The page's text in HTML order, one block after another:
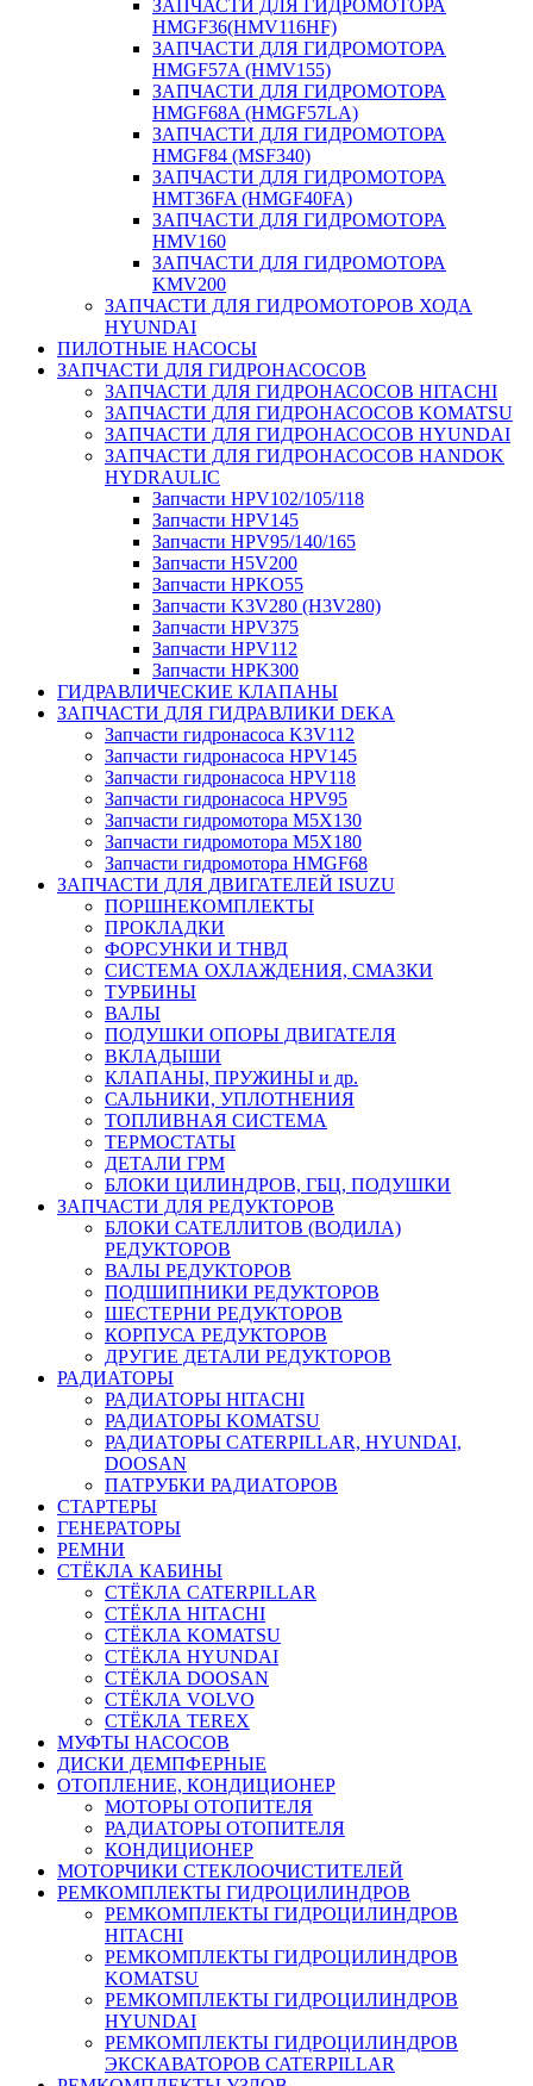
ЗАПЧАСТИ ДЛЯ ГИДРОМОТОРА
HMGF36(HMV116HF)
ЗАПЧАСТИ ДЛЯ ГИДРОМОТОРА
HMGF57A (HMV155)
ЗАПЧАСТИ ДЛЯ ГИДРОМОТОРА
HMGF68A (HMGF57LA)
ЗАПЧАСТИ ДЛЯ ГИДРОМОТОРА
HMGF84 (MSF340)
ЗАПЧАСТИ ДЛЯ ГИДРОМОТОРА
HMT36FA (HMGF40FA)
ЗАПЧАСТИ ДЛЯ ГИДРОМОТОРА
HMV160
ЗАПЧАСТИ ДЛЯ ГИДРОМОТОРА
KMV200
ЗАПЧАСТИ ДЛЯ ГИДРОМОТОРОВ ХОДА
HYUNDAI
ПИЛОТНЫЕ НАСОСЫ
ЗАПЧАСТИ ДЛЯ ГИДРОНАСОСОВ
ЗАПЧАСТИ ДЛЯ ГИДРОНАСОСОВ HITACHI
ЗАПЧАСТИ ДЛЯ ГИДРОНАСОСОВ KOMATSU
ЗАПЧАСТИ ДЛЯ ГИДРОНАСОСОВ HYUNDAI
ЗАПЧАСТИ ДЛЯ ГИДРОНАСОСОВ HANDOK
HYDRAULIC
Запчасти HPV102/105/118
Запчасти HPV145
Запчасти HPV95/140/165
Запчасти H5V200
Запчасти HPKO55
Запчасти K3V280 (H3V280)
Запчасти HPV375
Запчасти HPV112
Запчасти HPK300
ГИДРАВЛИЧЕСКИЕ КЛАПАНЫ
ЗАПЧАСТИ ДЛЯ ГИДРАВЛИКИ DEKA
Запчасти гидронасоса K3V112
Запчасти гидронасоса HPV145
Запчасти гидронасоса HPV118
Запчасти гидронасоса HPV95
Запчасти гидромотора M5X130
Запчасти гидромотора M5X180
Запчасти гидромотора HMGF68
ЗАПЧАСТИ ДЛЯ ДВИГАТЕЛЕЙ ISUZU
ПОРШНЕКОМПЛЕКТЫ
ПРОКЛАДКИ
ФОРСУНКИ И ТНВД
СИСТЕМА ОХЛАЖДЕНИЯ, СМАЗКИ
ТУРБИНЫ
ВАЛЫ
ПОДУШКИ ОПОРЫ ДВИГАТЕЛЯ
ВКЛАДЫШИ
КЛАПАНЫ, ПРУЖИНЫ и др.
САЛЬНИКИ, УПЛОТНЕНИЯ
ТОПЛИВНАЯ СИСТЕМА
ТЕРМОСТАТЫ
ДЕТАЛИ ГРМ
БЛОКИ ЦИЛИНДРОВ, ГБЦ, ПОДУШКИ
ЗАПЧАСТИ ДЛЯ РЕДУКТОРОВ
БЛОКИ САТЕЛЛИТОВ (ВОДИЛА)
РЕДУКТОРОВ
ВАЛЫ РЕДУКТОРОВ
ПОДШИПНИКИ РЕДУКТОРОВ
ШЕСТЕРНИ РЕДУКТОРОВ
КОРПУСА РЕДУКТОРОВ
ДРУГИЕ ДЕТАЛИ РЕДУКТОРОВ
РАДИАТОРЫ
РАДИАТОРЫ HITACHI
РАДИАТОРЫ KOMATSU
РАДИАТОРЫ CATERPILLAR, HYUNDAI,
DOOSAN
ПАТРУБКИ РАДИАТОРОВ
СТАРТЕРЫ
ГЕНЕРАТОРЫ
РЕМНИ
СТЁКЛА КАБИНЫ
СТЁКЛА CATERPILLAR
СТЁКЛА HITACHI
СТЁКЛА KOMATSU
СТЁКЛА HYUNDAI
СТЁКЛА DOOSAN
СТЁКЛА VOLVO
СТЁКЛА TEREX
МУФТЫ НАСОСОВ
ДИСКИ ДЕМПФЕРНЫЕ
ОТОПЛЕНИЕ, КОНДИЦИОНЕР
МОТОРЫ ОТОПИТЕЛЯ
РАДИАТОРЫ ОТОПИТЕЛЯ
КОНДИЦИОНЕР
МОТОРЧИКИ СТЕКЛООЧИСТИТЕЛЕЙ
РЕМКОМПЛЕКТЫ ГИДРОЦИЛИНДРОВ
РЕМКОМПЛЕКТЫ ГИДРОЦИЛИНДРОВ
HITACHI
РЕМКОМПЛЕКТЫ ГИДРОЦИЛИНДРОВ
KOMATSU
РЕМКОМПЛЕКТЫ ГИДРОЦИЛИНДРОВ
HYUNDAI
РЕМКОМПЛЕКТЫ ГИДРОЦИЛИНДРОВ
ЭКСКАВАТОРОВ CATERPILLAR